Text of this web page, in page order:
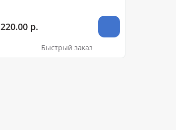
220.00 р.
Быстрый заказ